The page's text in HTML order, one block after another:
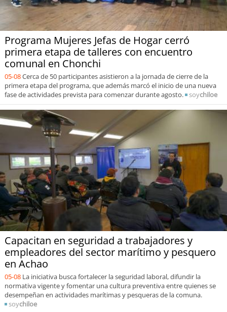
Programa Mujeres Jefas de Hogar cerró
primera etapa de talleres con encuentro
comunal en Chonchi
05-08Cerca de 50 participantes asistieron a la jornada de cierre de la
primera etapa del programa, que además marcó el inicio de una nueva
fase de actividades prevista para comenzar durante agosto.
soychiloe
Capacitan en seguridad a trabajadores y
empleadores del sector marítimo y pesquero
en Achao
05-08 La iniciativa busca fortalecer la seguridad laboral, difundir la
normativa vigente y fomentar una cultura preventiva entre quienes se
desempeñan en actividades marítimas y pesqueras de la comuna.
soychiloe